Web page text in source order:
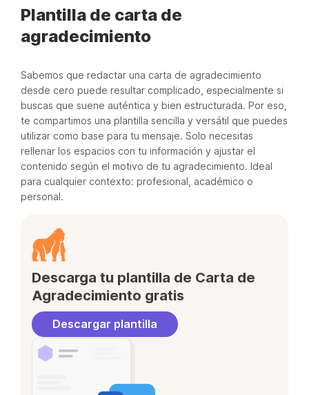
Plantilla de carta de
agradecimiento
Sabemos que redactar una carta de agradecimiento
desde cero puede resultar complicado, especialmente si
buscas que suene auténtica y bien estructurada. Por eso,
te compartimos una plantilla sencilla y versátil que puedes
utilizar como base para tu mensaje. Solo necesitas
rellenar los espacios con tu información y ajustar el
contenido según el motivo de tu agradecimiento. Ideal
para cualquier contexto: profesional, académico o
personal.
Descarga tu plantilla de Carta de
Agradecimiento gratis
Descargar plantilla